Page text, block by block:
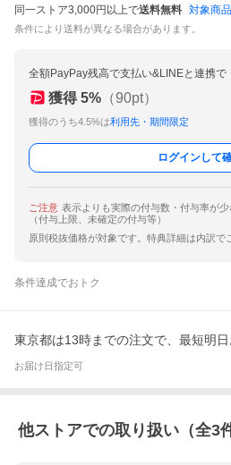
同一ストア3,000円以上で送料無料 対象商
条件により送料が異なる場合があります。
全額PayPay残高で支払い&LINEと連携で
獲得 5% （90pt）
獲得のうち4.5%は利用先・期間限定
ログインして
ご注意 表示よりも実際の付与数・付与率が
（付与上限、未確定の付与等）
原則税抜価格が対象です。特典詳細は内訳で
条件達成でおトク
東京都は13時までの注文で、最短明
お届け日指定可
他ストアでの取り扱い（全3